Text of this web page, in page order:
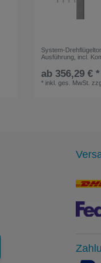
System-
Ausführung, incl.
ab 356,29 € *
* inkl. ges. MwSt.